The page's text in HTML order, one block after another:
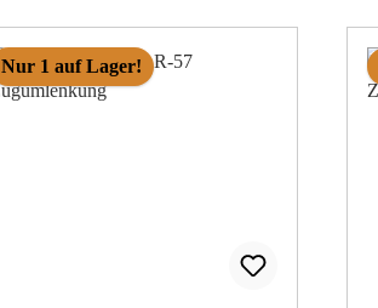
Nur 1 auf Lager!